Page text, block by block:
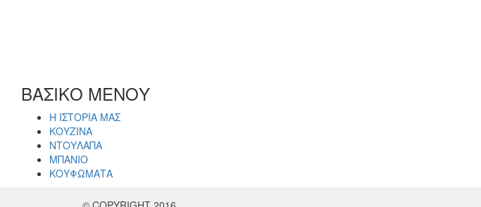
ΒΑΣΙΚΟ ΜΕΝΟΥ
Η ΙΣΤΟΡΙΑ ΜΑΣ
ΚΟΥΖΙΝΑ
ΝΤΟΥΛΑΠΑ
ΜΠΑΝΙΟ
ΚΟΥΦΩΜΑΤΑ